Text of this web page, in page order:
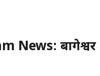
News: बागेश्वर